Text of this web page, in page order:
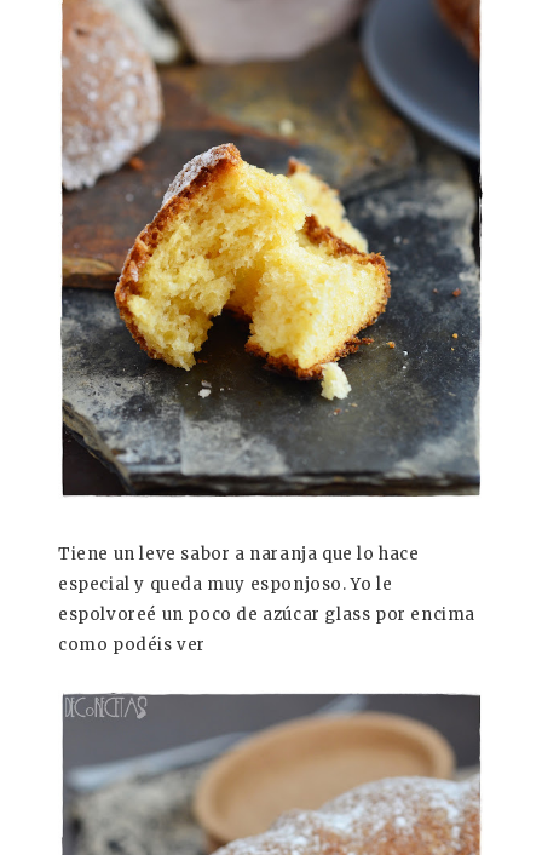
Tiene un leve sabor a naranja que lo hace
especial y queda muy esponjoso. Yo le
espolvoreé un poco de azúcar glass por encima
como podéis ver